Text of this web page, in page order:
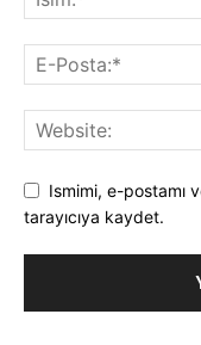
Ismimi, e-postamı
tarayıcıya kaydet.